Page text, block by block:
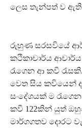
ලෙස තැන්පත් ව ඇති
රුහුණ සරසවියේ
කථිකාචාර්ය
රැගෙන ආ කවි
වෙත සිය කවියෙන්
සංදේශයක් ම
කවි 122කින් යුත්
මාර්ගගතව දොරට